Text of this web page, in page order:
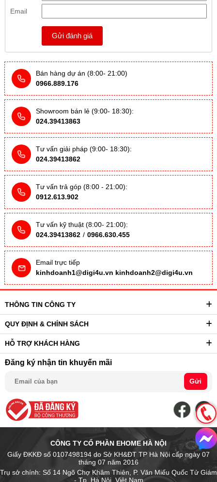
Email
Gửi đánh giá
Bán hàng dự án (8:00- 21:00)
0966.889.176
Showroom bán lẻ (9:00- 18:30):
024.39413863
Tư vấn giải pháp (9:00- 18:30):
024.39413862
Tư vấn trả góp (8:00 - 21:00):
0912.613.902
Tư vấn kỹ thuật (8:00- 21:00):
024.39413862 / 0966.630.455
Email trực tiếp
kinhdoanh1@digi4u.vn kinhdoanh2@digi4u.vn
THÔNG TIN CÔNG TY
QUY ĐỊNH & CHÍNH SÁCH
HỖ TRỢ KHÁCH HÀNG
Đăng ký nhận tin khuyến mãi
Gửi
CÔNG TY CỔ PHẦN EHOME HÀ NỘI
Giấy ĐKKĐ số 0107498194 do Sở KH&ĐT TP Hà Nội cấp ngày 07
tháng 07 năm 2016
Trụ sở chính: Số 14 Ngõ Chợ Khâm Thiên, P. Văn Miếu Quốc Tử Giám
- Tp. Hà Nội, Việt Nam